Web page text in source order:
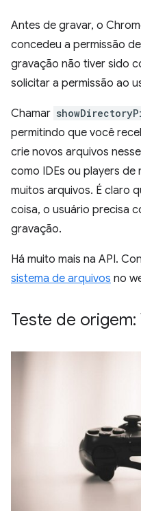
Antes de gravar, o
concedeu a permissão
gravação não tiver sido
solicitar a permissão ao
Chamar
permitindo que você
crie novos arquivos
como IDEs ou players de
muitos arquivos. É claro
coisa, o usuário precisa
gravação.
Há muito mais na API.
sistema de arquivos no
Teste de origem: